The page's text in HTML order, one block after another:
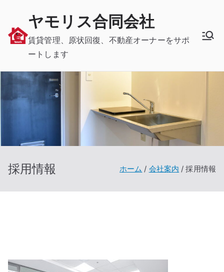
ッ
ヤモリス合同会社
賃貸管理、原状回復、不動産オーナーをサポ
ートします
採用情報 ホーム 会社案内 採用情報